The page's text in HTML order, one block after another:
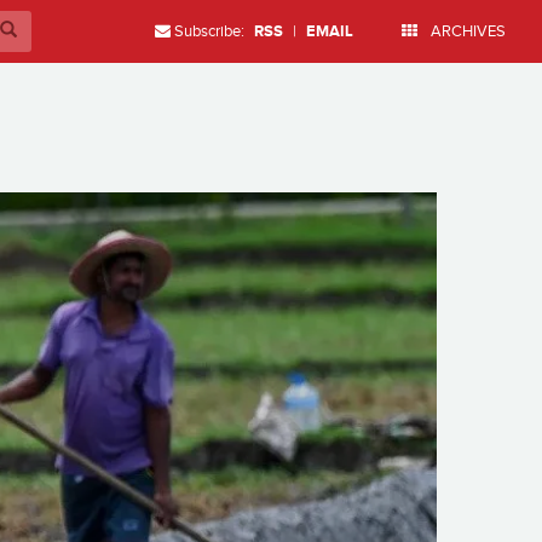
Subscribe: RSS | EMAIL ARCHIVES